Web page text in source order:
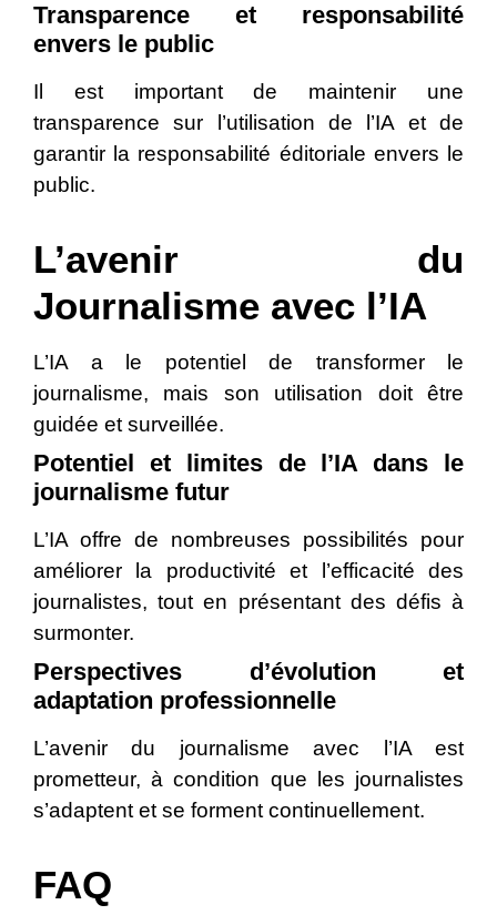
Transparence et responsabilité
envers le public
Il est important de maintenir une
transparence sur l’utilisation de l’IA et de
garantir la responsabilité éditoriale envers le
public.
L’avenir du
Journalisme avec l’IA
L’IA a le potentiel de transformer le
journalisme, mais son utilisation doit être
guidée et surveillée.
Potentiel et limites de l’IA dans le
journalisme futur
L’IA offre de nombreuses possibilités pour
améliorer la productivité et l’efficacité des
journalistes, tout en présentant des défis à
surmonter.
Perspectives d’évolution et
adaptation professionnelle
L’avenir du journalisme avec l’IA est
prometteur, à condition que les journalistes
s’adaptent et se forment continuellement.
FAQ